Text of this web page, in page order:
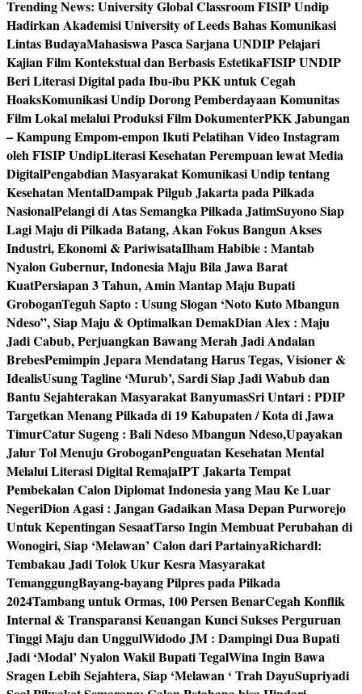
Trending News: University Global Classroom FISIP Undip
Hadirkan Akademisi University of Leeds Bahas Komunikasi
Lintas BudayaMahasiswa Pasca Sarjana UNDIP Pelajari
Kajian Film Kontekstual dan Berbasis EstetikaFISIP UNDIP
Beri Literasi Digital pada Ibu-ibu PKK untuk Cegah
HoaksKomunikasi Undip Dorong Pemberdayaan Komunitas
Film Lokal melalui Produksi Film DokumenterPKK Jabungan
– Kampung Empom-empon Ikuti Pelatihan Video Instagram
oleh FISIP UndipLiterasi Kesehatan Perempuan lewat Media
DigitalPengabdian Masyarakat Komunikasi Undip tentang
Kesehatan MentalDampak Pilgub Jakarta pada Pilkada
NasionalPelangi di Atas Semangka Pilkada JatimSuyono Siap
Lagi Maju di Pilkada Batang, Akan Fokus Bangun Akses
Industri, Ekonomi & PariwisataIlham Habibie : Mantab
Nyalon Gubernur, Indonesia Maju Bila Jawa Barat
KuatPersiapan 3 Tahun, Amin Mantap Maju Bupati
GroboganTeguh Sapto : Usung Slogan ‘Noto Kuto Mbangun
Ndeso”, Siap Maju & Optimalkan DemakDian Alex : Maju
Jadi Cabub, Perjuangkan Bawang Merah Jadi Andalan
BrebesPemimpin Jepara Mendatang Harus Tegas, Visioner &
IdealisUsung Tagline ‘Murub’, Sardi Siap Jadi Wabub dan
Bantu Sejahterakan Masyarakat BanyumasSri Untari : PDIP
Targetkan Menang Pilkada di 19 Kabupaten / Kota di Jawa
TimurCatur Sugeng : Bali Ndeso Mbangun Ndeso,Upayakan
Jalur Tol Menuju GroboganPenguatan Kesehatan Mental
Melalui Literasi Digital RemajaIPT Jakarta Tempat
Pembekalan Calon Diplomat Indonesia yang Mau Ke Luar
NegeriDion Agasi : Jangan Gadaikan Masa Depan Purworejo
Untuk Kepentingan SesaatTarso Ingin Membuat Perubahan di
Wonogiri, Siap ‘Melawan’ Calon dari PartainyaRichardl:
Tembakau Jadi Tolok Ukur Kesra Masyarakat
TemanggungBayang-bayang Pilpres pada Pilkada
2024Tambang untuk Ormas, 100 Persen BenarCegah Konflik
Internal & Transparansi Keuangan Kunci Sukses Perguruan
Tinggi Maju dan UnggulWidodo JM : Dampingi Dua Bupati
Jadi ‘Modal’ Nyalon Wakil Bupati TegalWina Ingin Bawa
Sragen Lebih Sejahtera, Siap ‘Melawan ‘ Trah DayuSupriyadi